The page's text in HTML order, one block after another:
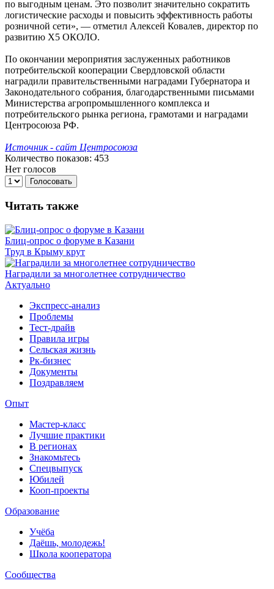
по выгодным ценам. Это позволит значительно сократить
логистические расходы и повысить эффективность работы
розничной сети», — отметил Алексей Ковалев, директор по
развитию Х5 ОКОЛО.
По окончании мероприятия заслуженных работников
потребительской кооперации Свердловской области
наградили правительственными наградами Губернатора и
Законодательного собрания, благодарственными письмами
Министерства агропромышленного комплекса и
потребительского рынка региона, грамотами и наградами
Центросоюза РФ.
Источник - сайт Центросоюза
Количество показов: 453
Нет голосов
Голосовать
Читать также
Блиц-опрос о форуме в Казани
Труд в Крыму крут
Наградили за многолетнее сотрудничество
Актуально
Экспресс-анализ
Проблемы
Тест-драйв
Правила игры
Сельская жизнь
Рк-бизнес
Документы
Поздравляем
Опыт
Мастер-класс
Лучшие практики
В регионах
Знакомьтесь
Спецвыпуск
Юбилей
Кооп-проекты
Образование
Учёба
Даёшь, молодежь!
Школа кооператора
Сообщества